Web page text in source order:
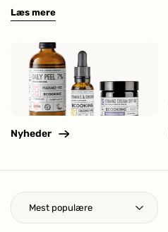
Læs mere
Nyheder